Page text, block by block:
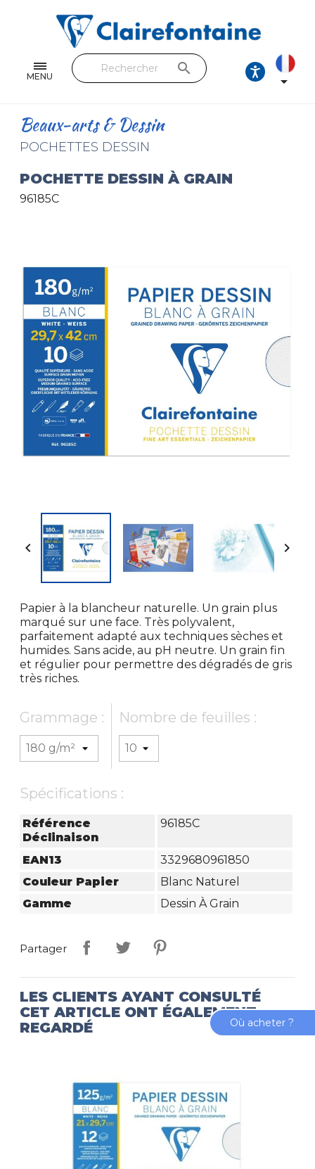
MENU
Feuilles & Copies
Beaux-arts & Dessin
Loisirs créatifs
Papiers cadeaux et emballages
Cuir & trousses
search

Beaux-arts & Dessin
POCHETTES DESSIN
POCHETTE DESSIN À GRAIN
96185C
 
Papier à la blancheur naturelle. Un grain plus
marqué sur une face. Très polyvalent,
parfaitement adapté aux techniques sèches et
humides. Sans acide, au pH neutre. Un grain fin
et régulier pour permettre des dégradés de gris
très riches.
Grammage : Nombre de feuilles :
Spécifications :
Référence
Déclinaison
96185C
EAN13
3329680961850
Couleur Papier
Blanc Naturel
Gamme
Dessin À Grain
Partager
LES CLIENTS AYANT CONSULTÉ
CET ARTICLE ONT ÉGALEMENT
REGARDÉ
Où acheter ?